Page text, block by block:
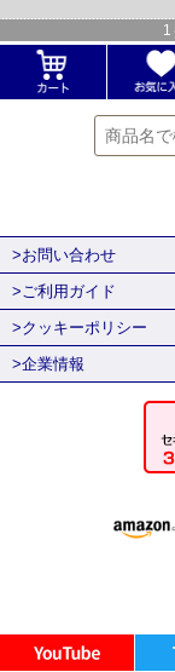
1
>お問い合わせ
>ご利用ガイド
>クッキーポリシー
>企業情報